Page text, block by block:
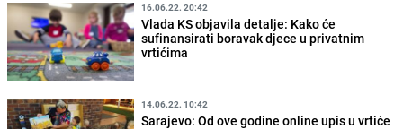
16.06.22. 20:42
Vlada KS objavila detalje: Kako će
sufinansirati boravak djece u privatnim
vrtićima
14.06.22. 10:42
Sarajevo: Od ove godine online upis u vrtiće